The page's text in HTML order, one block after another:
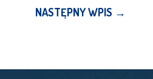
NASTĘPNY WPIS →